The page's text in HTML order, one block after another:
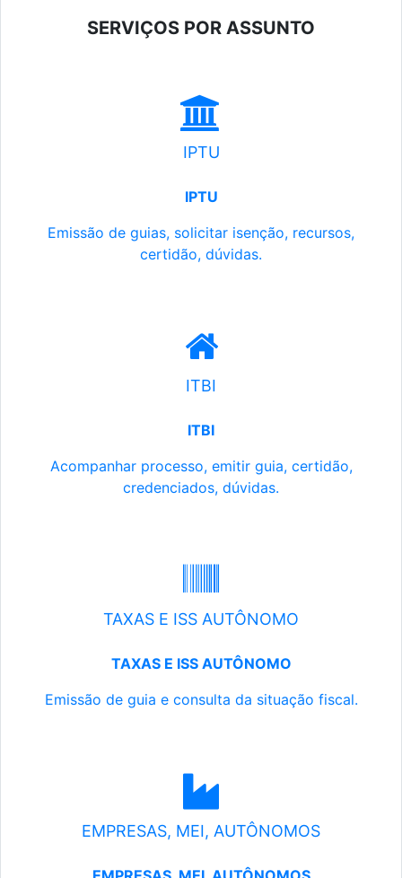
SERVIÇOS POR ASSUNTO
IPTU
IPTU
Emissão de guias, solicitar isenção, recursos,
certidão, dúvidas.
ITBI
ITBI
Acompanhar processo, emitir guia, certidão,
credenciados, dúvidas.
TAXAS E ISS AUTÔNOMO
TAXAS E ISS AUTÔNOMO
Emissão de guia e consulta da situação fiscal.
EMPRESAS, MEI, AUTÔNOMOS